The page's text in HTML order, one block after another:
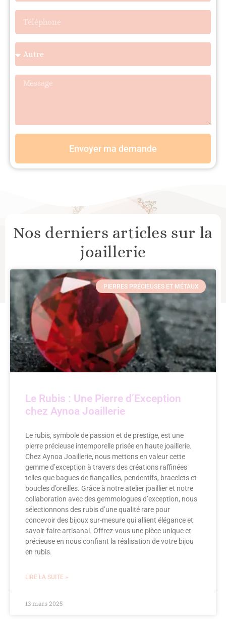
Envoyer ma demande
Nos derniers articles sur la
joaillerie
PIERRES PRÉCIEUSES ET MÉTAUX
Le Rubis : Une Pierre d’Exception
chez Aynoa Joaillerie
Le rubis, symbole de passion et de prestige, est une
pierre précieuse intemporelle prisée en haute joaillerie.
Chez Aynoa Joaillerie, nous mettons en valeur cette
gemme d’exception à travers des créations raffinées
telles que bagues de fiançailles, pendentifs, bracelets et
boucles d’oreilles. Grâce à notre atelier joaillier et notre
collaboration avec des gemmologues d’exception, nous
sélectionnons des rubis d’une qualité rare pour
concevoir des bijoux sur-mesure qui allient élégance et
savoir-faire artisanal. Offrez-vous une pièce unique et
précieuse en nous confiant la réalisation de votre bijou
en rubis.
LIRE LA SUITE »
13 mars 2025